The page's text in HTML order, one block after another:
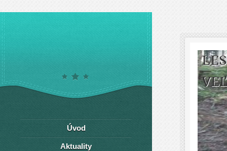
Úvod
Aktuality